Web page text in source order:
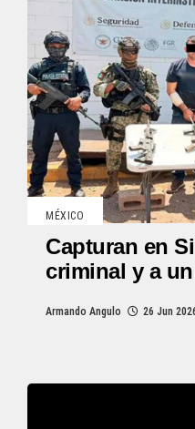
MÉXICO
Capturan en
criminal y a
Armando Angulo 26 Jun